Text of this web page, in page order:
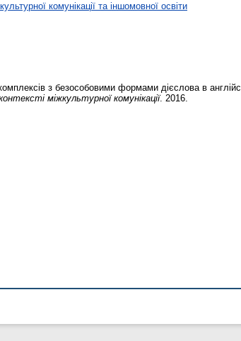
комунікації та іншомовної освіти
з безособовими формами дієслова в
міжкультурної комунікації. 2016.